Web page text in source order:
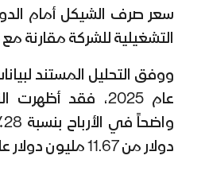
سعر صرف الشيكل أمام
التشغيلية للشركة مقارنة مع 2024.
ووفق التحليل المستند
عام 2025، فقد
دولار من 11.67 مليون دولار على أساس سنوي.